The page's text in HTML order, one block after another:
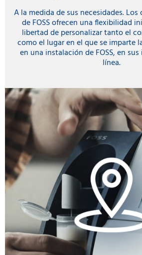
A la medida de sus necesidades.
de FOSS ofrecen una flexibilidad
libertad de personalizar tanto el
como el lugar en el que se imparte
en una instalación de FOSS, en
línea.